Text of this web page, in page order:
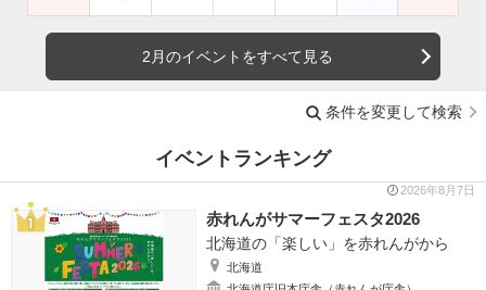
2月のイベントをすべて見る
条件を変更して検索
イベントランキング
2026年8月7日
赤れんがサマーフェスタ2026
北海道の「楽しい」を赤れんがから
北海道